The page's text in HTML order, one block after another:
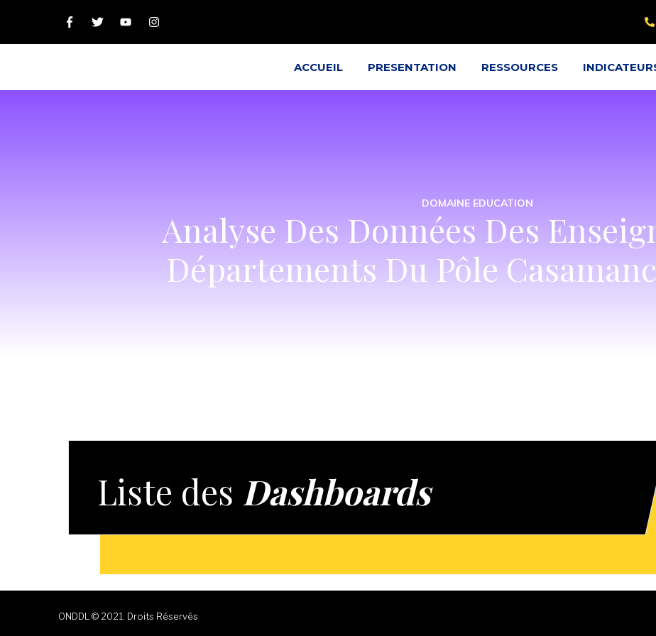
ACCUEIL PRESENTATION RESSOURCES
DOMAINE EDUCATION
Analyse Des Données Des
Départements Du Pôle
Liste des Dashboards
ONDDL © 2021. Droits Réservés